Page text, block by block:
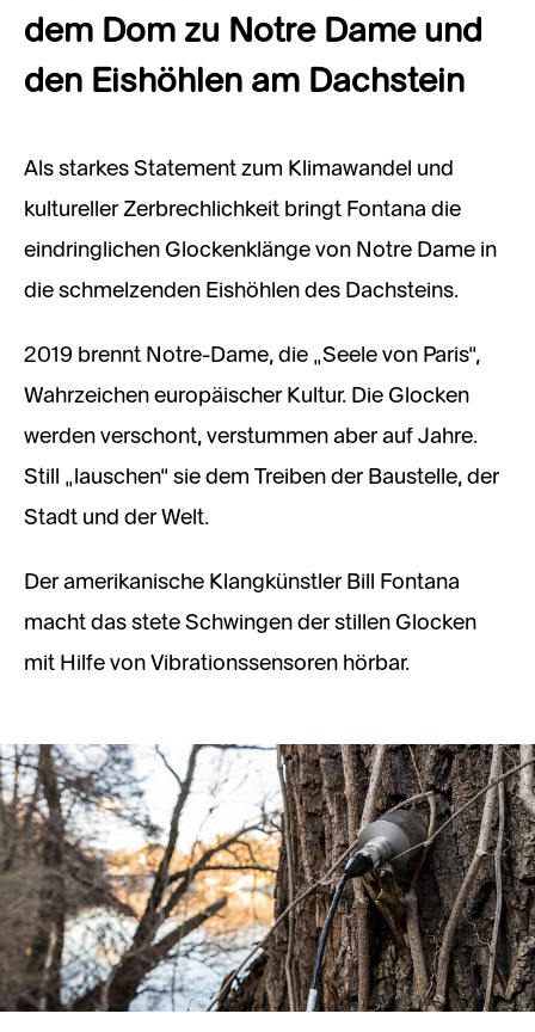
dem Dom zu Notre Dame und
den Eishöhlen am Dachstein
Als starkes Statement zum Klimawandel und
kultureller Zerbrechlichkeit bringt Fontana die
eindringlichen Glockenklänge von Notre Dame in
die schmelzenden Eishöhlen des Dachsteins.
2019 brennt Notre-Dame, die „Seele von Paris“,
Wahrzeichen europäischer Kultur. Die Glocken
werden verschont, verstummen aber auf Jahre.
Still „lauschen“ sie dem Treiben der Baustelle, der
Stadt und der Welt.
Der amerikanische Klangkünstler Bill Fontana
macht das stete Schwingen der stillen Glocken
mit Hilfe von Vibrationssensoren hörbar.